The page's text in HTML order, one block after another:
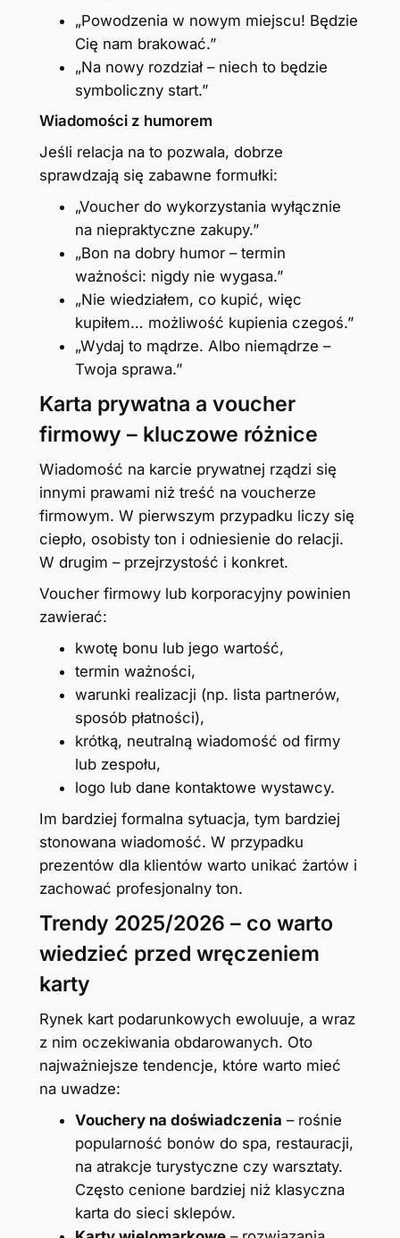
„Powodzenia w nowym miejscu! Będzie
Cię nam brakować.”
„Na nowy rozdział – niech to będzie
symboliczny start.”
Wiadomości z humorem
Jeśli relacja na to pozwala, dobrze
sprawdzają się zabawne formułki:
„Voucher do wykorzystania wyłącznie
na niepraktyczne zakupy.”
„Bon na dobry humor – termin
ważności: nigdy nie wygasa.”
„Nie wiedziałem, co kupić, więc
kupiłem… możliwość kupienia czegoś.”
„Wydaj to mądrze. Albo niemądrze –
Twoja sprawa.”
Karta prywatna a voucher
firmowy – kluczowe różnice
Wiadomość na karcie prywatnej rządzi się
innymi prawami niż treść na voucherze
firmowym. W pierwszym przypadku liczy się
ciepło, osobisty ton i odniesienie do relacji.
W drugim – przejrzystość i konkret.
Voucher firmowy lub korporacyjny powinien
zawierać:
kwotę bonu lub jego wartość,
termin ważności,
warunki realizacji (np. lista partnerów,
sposób płatności),
krótką, neutralną wiadomość od firmy
lub zespołu,
logo lub dane kontaktowe wystawcy.
Im bardziej formalna sytuacja, tym bardziej
stonowana wiadomość. W przypadku
prezentów dla klientów warto unikać żartów i
zachować profesjonalny ton.
Trendy 2025/2026 – co warto
wiedzieć przed wręczeniem
karty
Rynek kart podarunkowych ewoluuje, a wraz
z nim oczekiwania obdarowanych. Oto
najważniejsze tendencje, które warto mieć
na uwadze:
Vouchery na doświadczenia – rośnie
popularność bonów do spa, restauracji,
na atrakcje turystyczne czy warsztaty.
Często cenione bardziej niż klasyczna
karta do sieci sklepów.